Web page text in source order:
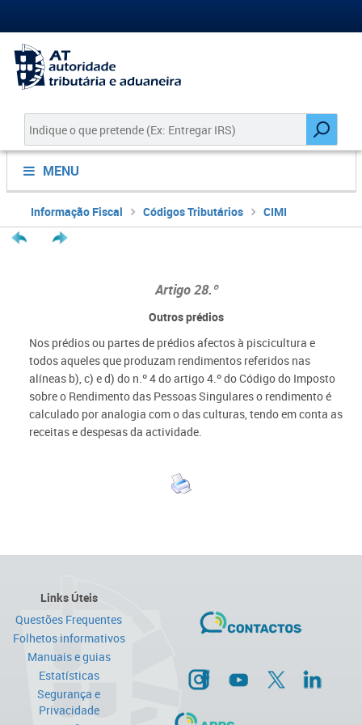
MENU
Informação Fiscal Códigos Tributários CIMI
Artigo 28.º
Outros prédios
Nos prédios ou partes de prédios afectos à piscicultura e
todos aqueles que produzam rendimentos referidos nas
alíneas b), c) e d) do n.º 4 do artigo 4.º do Código do Imposto
sobre o Rendimento das Pessoas Singulares o rendimento é
calculado por analogia com o das culturas, tendo em conta as
receitas e despesas da actividade.
Links Úteis
Questões Frequentes
Folhetos informativos
Manuais e guias
Estatísticas
Segurança e
Privacidade